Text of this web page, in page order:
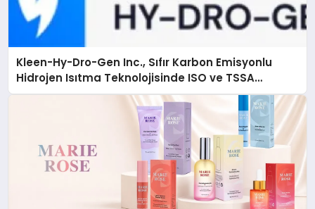
Kleen-Hy-Dro-Gen Inc., Sıfır Karbon Emisyonlu
Hidrojen Isıtma Teknolojisinde ISO ve TSSA
Düzenleyici Onaylarını Aldı